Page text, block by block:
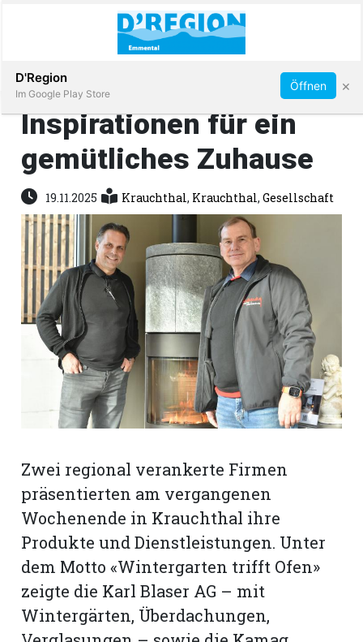
Immobilien
Veranstaltungen
Stellen
E-
Paper
App
Abonnieren
Inspirationen für ein
gemütliches Zuhause
19.11.2025 Krauchthal, Krauchthal,Gesellschaft
Zwei regional verankerte Firmen
präsentierten am vergangenen
Wochenende in Krauchthal ihre
Produkte und Dienstleis­tungen. Unter
dem Motto «Wintergarten trifft Ofen»
zeigte die Karl Blaser AG – mit
Wintergärten, Überdachungen,
D'Region
Im Google Play Store
Öffnen ×